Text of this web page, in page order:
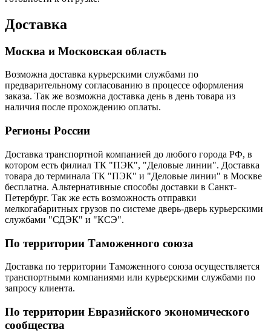
Доставка
Москва и Московская область
Возможна доставка курьерскими службами по
предварительному согласованию в процессе оформления
заказа. Так же возможна доставка день в день товара из
наличия после прохождению оплаты.
Регионы России
Доставка транспортной компанией до любого города РФ, в
котором есть филиал ТК "ПЭК", "Деловые линии". Доставка
товара до терминала ТК "ПЭК" и "Деловые линии" в Москве
бесплатна. Альтернативные способы доставки в Санкт-
Петербург. Так же есть возможность отправки
мелкогабаритных грузов по системе дверь-дверь курьерскими
службами "СДЭК" и "КСЭ".
По территории Таможенного союза
Доставка по территории Таможенного союза осуществляется
транспортными компаниями или курьерскими службами по
запросу клиента.
По территории Евразийского экономического
сообщества